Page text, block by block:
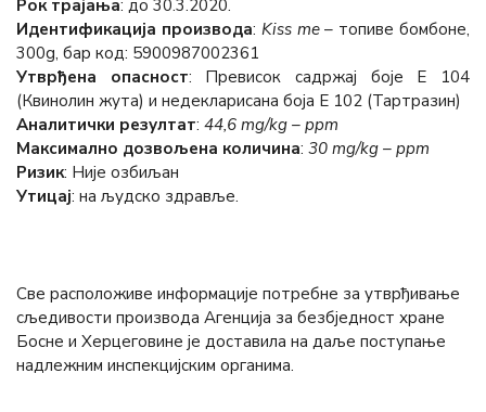
Рок трајања: до 30.3.2020.
Идентификација производа: Kiss me– топиве бомбоне,
300g, бар код: 5900987002361
Утврђена опасност: Превисок садржај боје Е 104
(Квинолин жута) и недекларисана боја Е 102 (Тартразин)
Аналитички резултат: 44,6 mg/kg – ppm
Максимално дозвољена количина: 30 mg/kg – ppm
Ризик: Није озбиљан
Утицај: на људско здравље.
Све расположиве информације потребне за утврђивање
сљедивости производа Агенција за безбједност хране
Босне и Херцеговине је доставила на даље поступање
надлежним инспекцијским органима.